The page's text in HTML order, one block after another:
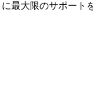
最大限のサポート